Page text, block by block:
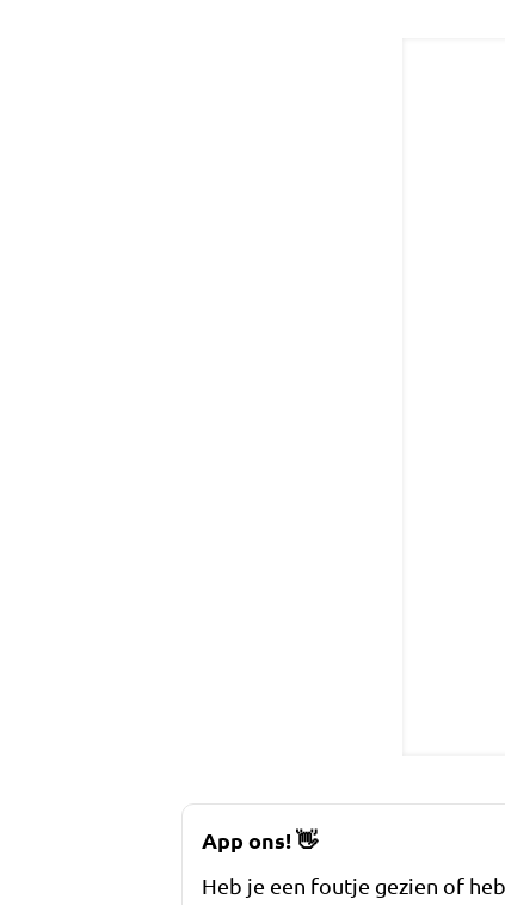
App ons!👋
Heb je een foutje gezien of